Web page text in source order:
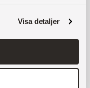
Visa detaljer